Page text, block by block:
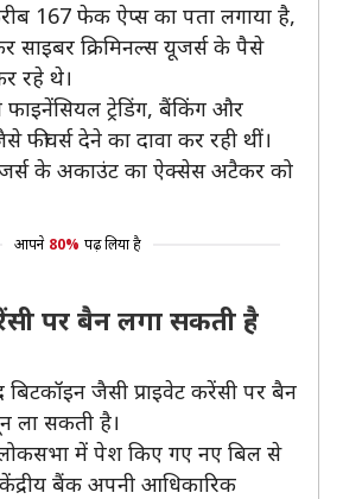
167 फेक ऐप्स का पता लगाया है,
साइबर क्रिमिनल्स यूजर्स के पैसे
रहे थे।
ट्रेडिंग, बैंकिंग और
फीचर्स देने का दावा कर रही थीं।
के अकाउंट का ऐक्सेस अटैकर को
आपने 80% पढ़ लिया है
पर बैन लगा सकती है
जैसी प्राइवेट करेंसी पर बैन
ला सकती है।
में पेश किए गए नए बिल से
बैंक अपनी आधिकारिक